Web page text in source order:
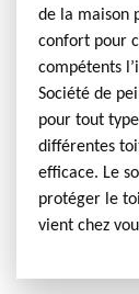
de la maison
confort pour
compétents
Société de
pour tout
différentes
efficace. Le
protéger le
vient chez